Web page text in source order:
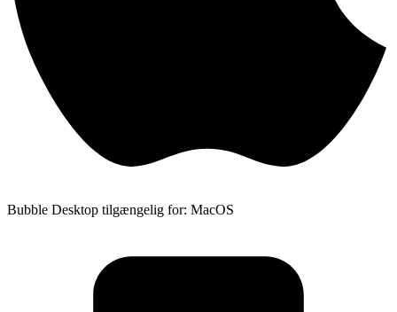
Bubble Desktop tilgængelig for: MacOS